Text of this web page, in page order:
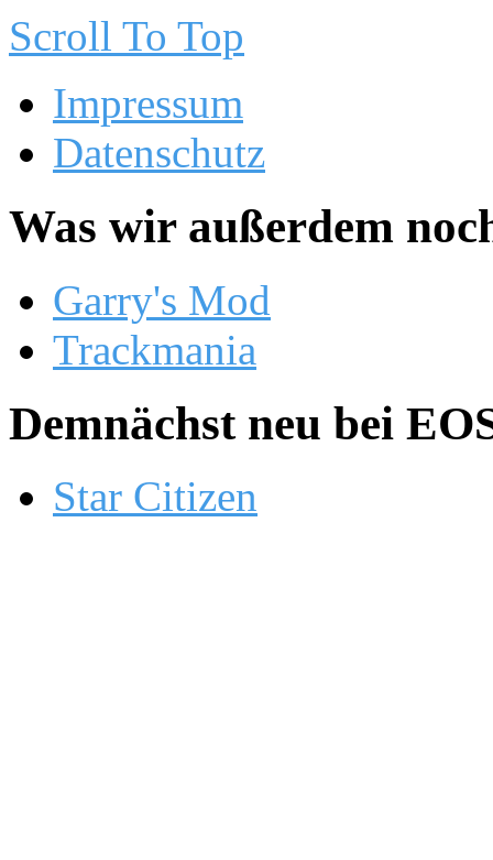
Scroll To Top
Impressum
Datenschutz
Was wir außerdem
Garry's Mod
Trackmania
Demnächst neu bei
Star Citizen